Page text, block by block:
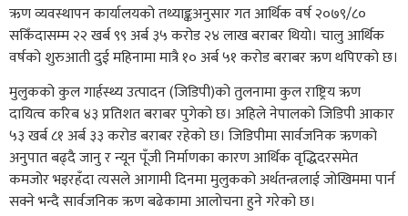
ऋण व्यवस्थापन कार्यालयको तथ्याङ्कअनुसार गत आर्थिक वर्ष २०७९/८०
सकिँदासम्म २२ खर्ब ९९ अर्ब ३५ करोड २४ लाख बराबर थियो। चालु आर्थिक
वर्षको शुरुआती दुई महिनामा मात्रै १० अर्ब ५१ करोड बराबर ऋण थपिएको छ।
मुलुकको कुल गार्हस्थ्य उत्पादन (जिडिपी)को तुलनामा कुल राष्ट्रिय ऋण
दायित्व करिब ४३ प्रतिशत बराबर पुगेको छ। अहिले नेपालको जिडिपी आकार
५३ खर्ब ८१ अर्ब ३३ करोड बराबर रहेको छ। जिडिपीमा सार्वजनिक ऋणको
अनुपात बढ्दै जानु र न्यून पूँजी निर्माणका कारण आर्थिक वृद्धिदरसमेत
कमजोर भइरहँदा त्यसले आगामी दिनमा मुलुकको अर्थतन्त्रलाई जोखिममा पार्न
सक्ने भन्दै सार्वजनिक ऋण बढेकामा आलोचना हुने गरेको छ।